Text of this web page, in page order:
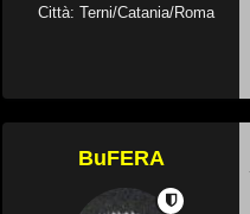
Città: Terni/Catania/Roma
BuFERA